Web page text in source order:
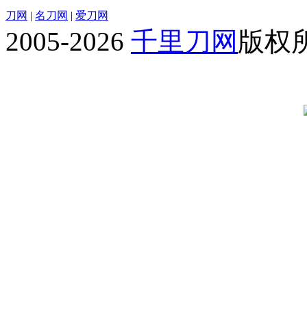
刀网 | 名刀网 | 爱刀网
2005-2026 千里刀网 版权